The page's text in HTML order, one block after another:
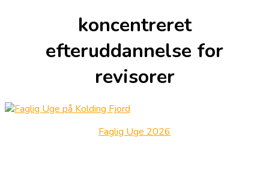
koncentreret
efteruddannelse for
revisorer
Faglig Uge 2026